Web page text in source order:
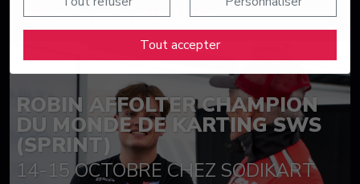
Tout accepter
Suivez nos actualités
ROBIN AFFOLTER CHAMPION
DU MONDE DE KARTING SWS
(SPRINT)
14-15 OCTOBRE CHEZ SODIKART